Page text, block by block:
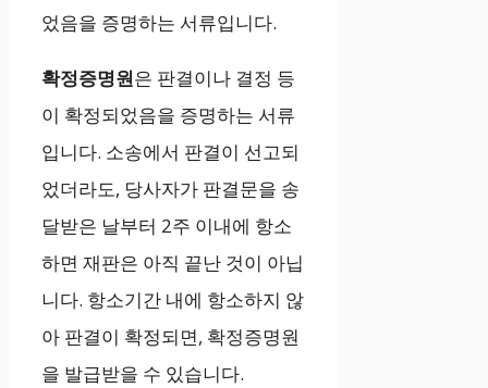
었음을 증명하는 서류입니다.
확정증명원은 판결이나 결정 등
이 확정되었음을 증명하는 서류
입니다. 소송에서 판결이 선고되
었더라도, 당사자가 판결문을 송
달받은 날부터 2주 이내에 항소
하면 재판은 아직 끝난 것이 아닙
니다. 항소기간 내에 항소하지 않
아 판결이 확정되면, 확정증명원
을 발급받을 수 있습니다.